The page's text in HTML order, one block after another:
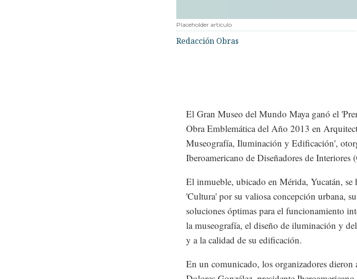
Placeholder articulo
Redacción Obras
El Gran Museo del Mundo Maya ganó el
Obra Emblemática del Año 2013 en
Museografía, Iluminación y Edificación',
Iberoamericano de Diseñadores de Interiores
El inmueble, ubicado en Mérida, Yucatán, se
'Cultura' por su valiosa concepción urbana,
soluciones óptimas para el funcionamiento
la museografía, el diseño de iluminación y
y a la calidad de su edificación.
En un comunicado, los organizadores dieron